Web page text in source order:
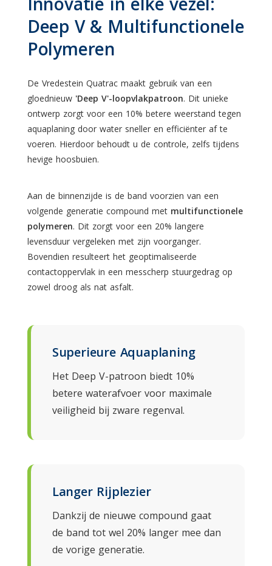
Deep V & Multifunctionele
Polymeren
De Vredestein Quatrac maakt gebruik van een
gloednieuw 'Deep V'-loopvlakpatroon. Dit unieke
ontwerp zorgt voor een 10% betere weerstand tegen
aquaplaning door water sneller en efficiënter af te
voeren. Hierdoor behoudt u de controle, zelfs tijdens
hevige hoosbuien.
Aan de binnenzijde is de band voorzien van een
volgende generatie compound met multifunctionele
polymeren. Dit zorgt voor een 20% langere
levensduur vergeleken met zijn voorganger.
Bovendien resulteert het geoptimaliseerde
contactoppervlak in een messcherp stuurgedrag op
zowel droog als nat asfalt.
Superieure Aquaplaning
Het Deep V-patroon biedt 10%
betere waterafvoer voor maximale
veiligheid bij zware regenval.
Langer Rijplezier
Dankzij de nieuwe compound gaat
de band tot wel 20% langer mee dan
de vorige generatie.